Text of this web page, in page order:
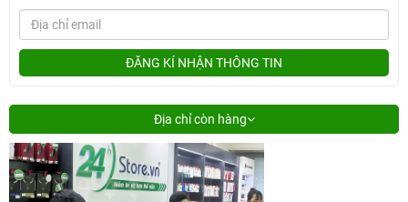
ĐĂNG KÍ NHẬN THÔNG TIN
Địa chỉ còn hàng